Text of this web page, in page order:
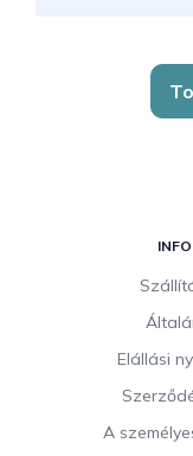
Elállási
A